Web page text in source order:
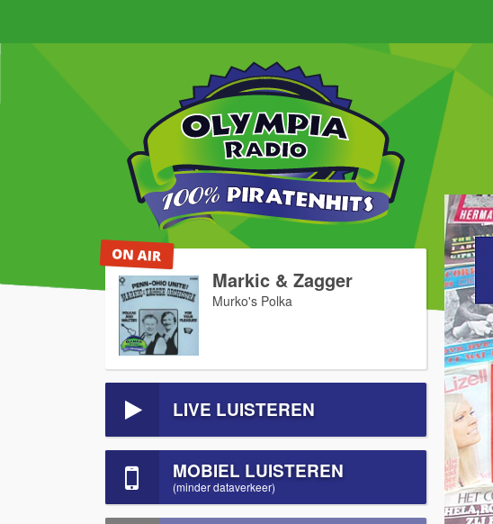
Markic & Zagger
Murko's Polka
LIVE LUISTEREN
MOBIEL LUISTEREN
(minder dataverkeer)